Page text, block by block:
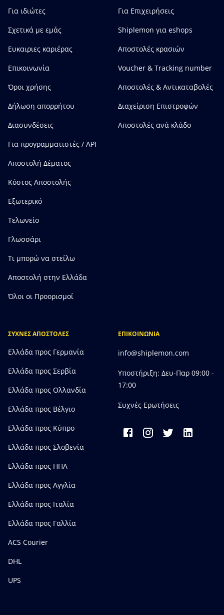
Για ιδιώτες
Σχετικά με εμάς
Ευκαιριες καριέρας
Επικοινωνία
Όροι χρήσης
Δήλωση απορρήτου
Διασυνδέσεις
Για προγραμματιστές / API
Αποστολή Δέματος
Κόστος Αποστολής
Εξωτερικό
Τελωνείο
Γλωσσάρι
Τι μπορώ να στείλω
Αποστολή στην Ελλάδα
Όλοι οι Προορισμοί
Για Επιχειρήσεις
Shiplemon για eshops
Αποστολές κρασιών
Voucher & Tracking number
Αποστολές & Αντικαταβολές
Διαχείριση Επιστροφών
Αποστολές ανά κλάδο
ΣΥΧΝΕΣ ΑΠΟΣΤΟΛΕΣ
Ελλάδα προς Γερμανία
Ελλάδα προς Σερβία
Ελλάδα προς Ολλανδία
Ελλάδα προς Bέλγιο
Ελλάδα προς Κύπρο
Ελλάδα προς Σλοβενία
Ελλάδα προς ΗΠΑ
Ελλάδα προς Αγγλία
Ελλάδα προς Ιταλία
Ελλάδα προς Γαλλία
ACS Courier
DHL
UPS
ΕΠΙΚΟΙΝΩΝΙΑ
info@shiplemon.com
Υποστήριξη: Δευ-Παρ 09:00 -
17:00
Συχνές Ερωτήσεις